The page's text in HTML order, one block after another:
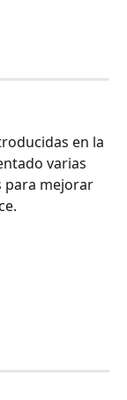
en la
varias
para mejorar